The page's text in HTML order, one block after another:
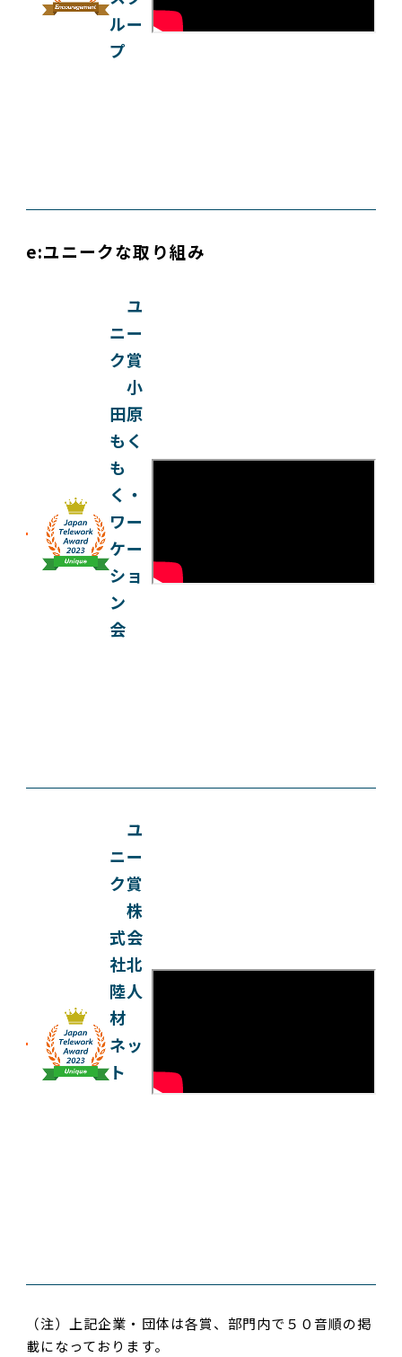
ルー
プ
e:ユニークな取り組み
ユ
ニー
ク賞
小
田原
もく
も
く・
ワー
ケー
ショ
ン
会
ユ
ニー
ク賞
株
式会
社北
陸人
材
ネッ
ト
（注）上記企業・団体は各賞、部門内で５０音順の掲
載になっております。